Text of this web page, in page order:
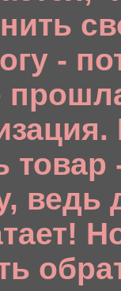
-
товар
ведь